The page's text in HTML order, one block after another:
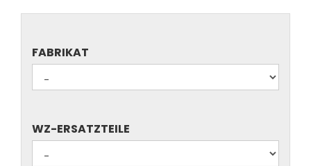
FABRIKAT
FABRIKAT
WZ-
ERSATZTEILE
WZ-ERSATZTEILE